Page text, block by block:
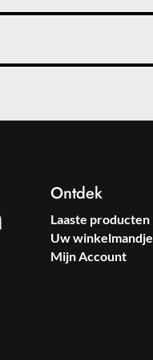
Ontdek
Laaste producten
Uw winkelmandje
Mijn Account